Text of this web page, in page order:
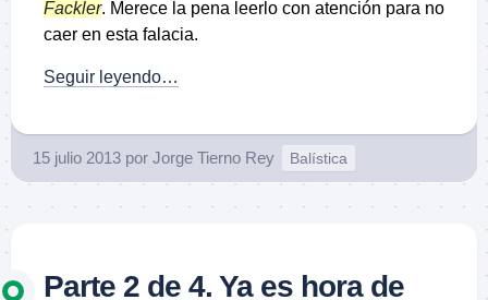
Fackler. Merece la pena leerlo con atención para no
caer en esta falacia.
Seguir leyendo…
15 julio 2013 por Jorge Tierno Rey Balística
Parte 2 de 4. Ya es hora de